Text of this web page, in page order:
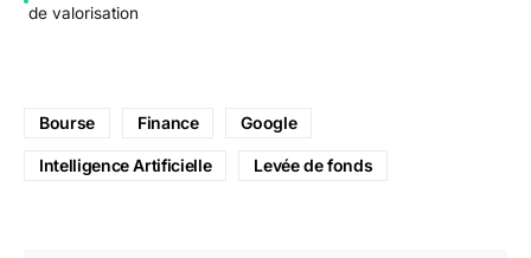
de valorisation
Bourse Finance Google
Intelligence Artificielle Levée de fonds